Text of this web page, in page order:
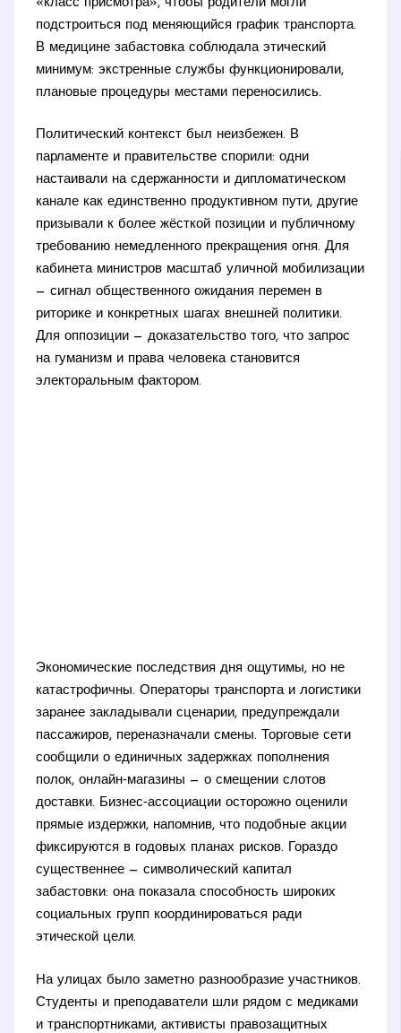
«класс присмотра», чтобы родители могли
подстроиться под меняющийся график транспорта.
В медицине забастовка соблюдала этический
минимум: экстренные службы функционировали,
плановые процедуры местами переносились.
Политический контекст был неизбежен. В
парламенте и правительстве спорили: одни
настаивали на сдержанности и дипломатическом
канале как единственно продуктивном пути, другие
призывали к более жёсткой позиции и публичному
требованию немедленного прекращения огня. Для
кабинета министров масштаб уличной мобилизации
— сигнал общественного ожидания перемен в
риторике и конкретных шагах внешней политики.
Для оппозиции — доказательство того, что запрос
на гуманизм и права человека становится
электоральным фактором.
Экономические последствия дня ощутимы, но не
катастрофичны. Операторы транспорта и логистики
заранее закладывали сценарии, предупреждали
пассажиров, переназначали смены. Торговые сети
сообщили о единичных задержках пополнения
полок, онлайн‑магазины — о смещении слотов
доставки. Бизнес‑ассоциации осторожно оценили
прямые издержки, напомнив, что подобные акции
фиксируются в годовых планах рисков. Гораздо
существеннее — символический капитал
забастовки: она показала способность широких
социальных групп координироваться ради
этической цели.
На улицах было заметно разнообразие участников.
Студенты и преподаватели шли рядом с медиками
и транспортниками, активисты правозащитных